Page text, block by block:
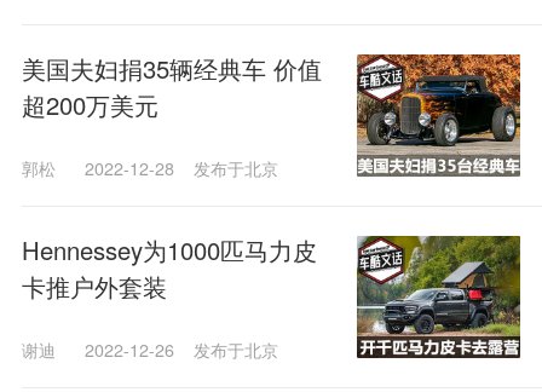
美国夫妇捐35辆经典车 价值
超200万美元
郭松 2022-12-28 发布于北京
Hennessey为1000匹马力皮
卡推户外套装
谢迪 2022-12-26 发布于北京